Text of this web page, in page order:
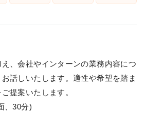
、会社やインターンの業務内容につ
話しいたします。適性や希望を踏ま
提案いたします。
、30分)